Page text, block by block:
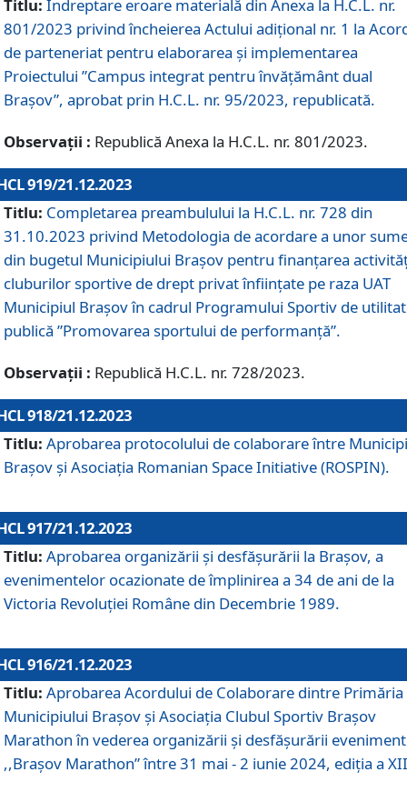
Titlu: Îndreptare eroare materială din Anexa la H.C.L. nr.
801/2023 privind încheierea Actului adițional nr. 1 la
de parteneriat pentru elaborarea și implementarea
Proiectului ”Campus integrat pentru învățământ dual
Brașov”, aprobat prin H.C.L. nr. 95/2023, republicată.
Observații : Republică Anexa la H.C.L. nr. 801/2023.
919/21.12.2023
Titlu: Completarea preambulului la H.C.L. nr. 728 din
31.10.2023 privind Metodologia de acordare a unor
din bugetul Municipiului Brașov pentru finanțarea
cluburilor sportive de drept privat înființate pe raza UAT
Municipiul Brașov în cadrul Programului Sportiv de
publică ”Promovarea sportului de performanță”.
Observații : Republică H.C.L. nr. 728/2023.
918/21.12.2023
Titlu: Aprobarea protocolului de colaborare între
Brașov și Asociația Romanian Space Initiative (ROSPIN).
917/21.12.2023
Titlu: Aprobarea organizării şi desfăşurării la Braşov, a
evenimentelor ocazionate de împlinirea a 34 de ani de la
Victoria Revoluţiei Române din Decembrie 1989.
916/21.12.2023
Titlu: Aprobarea Acordului de Colaborare dintre Primăria
Municipiului Brașov și Asociația Clubul Sportiv Brașov
Marathon în vederea organizării și desfășurării
,,Brașov Marathon” între 31 mai - 2 iunie 2024, ediția a